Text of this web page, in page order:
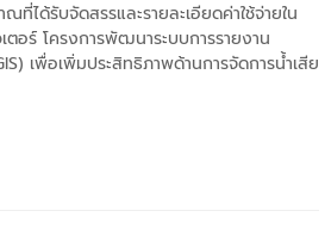
ที่ได้รับจัดสรรและรายละเอียดค่าใช้จ่ายใน
อร์ โครงการพัฒนาระบบการรายงาน
เพื่อเพิ่มประสิทธิภาพด้านการจัดการน้ำเสีย